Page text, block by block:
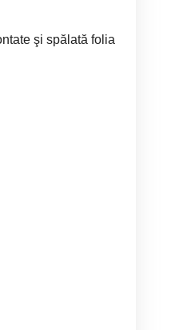
şi spălată folia